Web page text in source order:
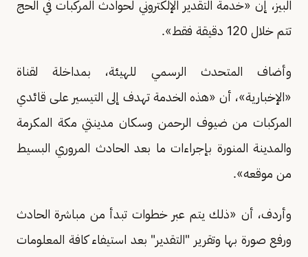
البيز، إن «خدمة التقدير الإلكتروني لحوادث المركبات في الحج
تتم خلال 120 دقيقة فقط».
وأضاف المتحدث الرسمي للهيئة، بمداخلة لقناة
«الإخبارية»، أن «هذه الخدمة تهدف إلى التيسير على قائدي
المركبات من ضيوف الرحمن وسكان مدينتي مكة المكرمة
والمدينة المنورة بإجراءات ما بعد الحادث المروري البسيط
من موقعه».
وأردف، أن «ذلك يتم عبر خطوات تبدأ من مباشرة الحادث
ورفع صورة بها وتقرير "التقدير" بعد استيفاء كافة المعلومات